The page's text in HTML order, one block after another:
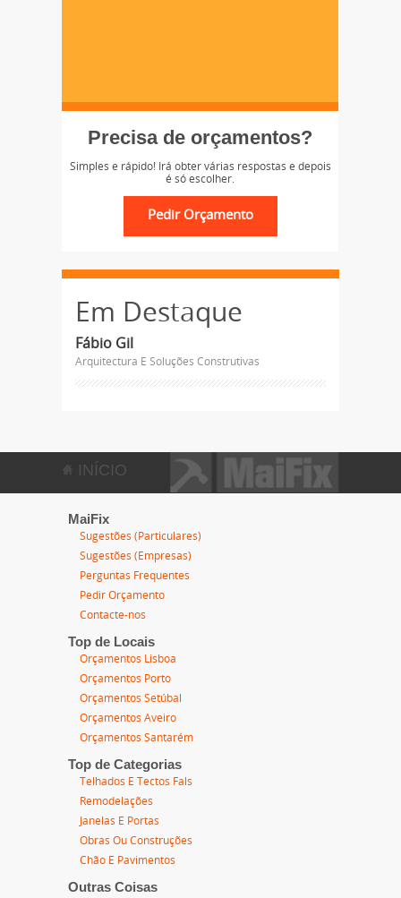
Precisa de orçamentos?
Simples e rápido! Irá obter várias respostas e depois
é só escolher.
Em Destaque
Fábio Gil
Arquitectura E Soluções Construtivas
INÍCIO
MaiFix
Sugestões (Particulares)
Sugestões (Empresas)
Perguntas Frequentes
Pedir Orçamento
Contacte-nos
Top de Locais
Orçamentos Lisboa
Orçamentos Porto
Orçamentos Setúbal
Orçamentos Aveiro
Orçamentos Santarém
Top de Categorias
Telhados E Tectos Fals
Remodelações
Janelas E Portas
Obras Ou Construções
Chão E Pavimentos
Outras Coisas